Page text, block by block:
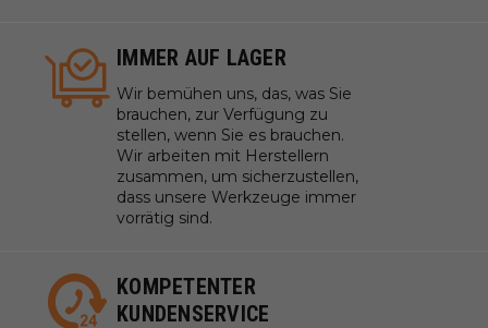
IMMER AUF LAGER
Wir bemühen uns, das, was Sie
brauchen, zur Verfügung zu
stellen, wenn Sie es brauchen.
Wir arbeiten mit Herstellern
zusammen, um sicherzustellen,
dass unsere Werkzeuge immer
vorrätig sind.
KOMPETENTER
KUNDENSERVICE